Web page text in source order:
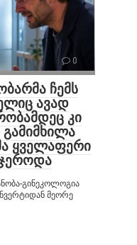
0
ჩემს
ავად
კი
გამიმხილა
ყველაფერი
გინეკოლოგია
მეორე